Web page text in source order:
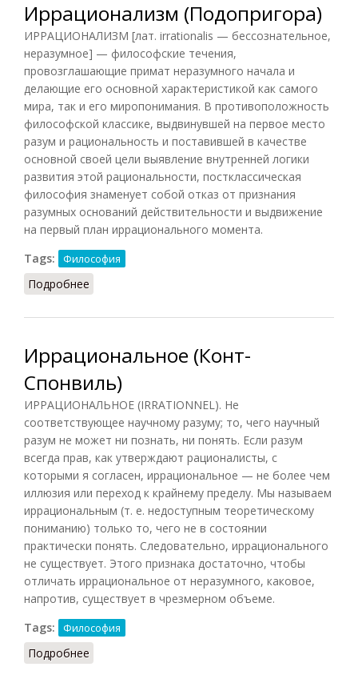
Иррационализм (Подопригора)
ИРРАЦИОНАЛИЗМ [лат. irrationalis — бессознательное,
неразумное] — философские течения,
провозглашающие примат неразумного начала и
делающие его основной характеристикой как самого
мира, так и его миропонимания. В противоположность
философской классике, выдвинувшей на первое место
разум и рациональность и поставившей в качестве
основной своей цели выявление внутренней логики
развития этой рациональности, постклассическая
философия знаменует собой отказ от признания
разумных оснований действительности и выдвижение
на первый план иррационального момента.
Tags:
Философия
Подробнее
Иррациональное (Конт-
Спонвиль)
ИРРАЦИОНАЛЬНОЕ (IRRATIONNEL). Не
соответствующее научному разуму; то, чего научный
разум не может ни познать, ни понять. Если разум
всегда прав, как утверждают рационалисты, с
которыми я согласен, иррациональное — не более чем
иллюзия или переход к крайнему пределу. Мы называем
иррациональным (т. е. недоступным теоретическому
пониманию) только то, чего не в состоянии
практически понять. Следовательно, иррационального
не существует. Этого признака достаточно, чтобы
отличать иррациональное от неразумного, каковое,
напротив, существует в чрезмерном объеме.
Tags:
Философия
Подробнее